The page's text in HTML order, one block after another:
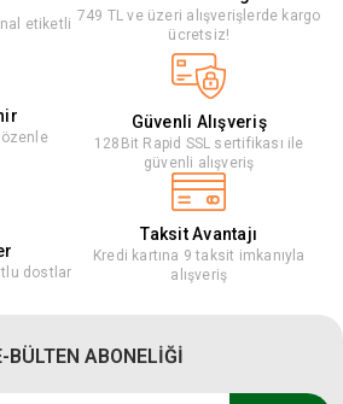
etiketli 749 TL ve üzeri alışverişlerde kargo
ücretsiz!
Güvenli Alışveriş
128Bit Rapid SSL sertifikası ile
güvenli alışveriş
dostlar
Taksit Avantajı
Kredi kartına 9 taksit imkanıyla
alışveriş
BÜLTEN ABONELİĞİ